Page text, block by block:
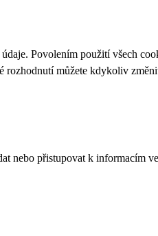
Povolením použití všech
rozhodnutí můžete kdykoliv
nebo přistupovat k informacím